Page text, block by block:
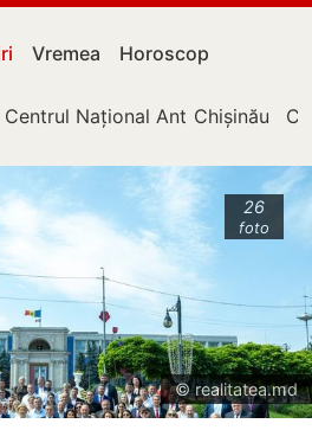
Vremea Horoscop
Centrul Național Anticorupție
Chișinău
26
foto
© realitatea.md